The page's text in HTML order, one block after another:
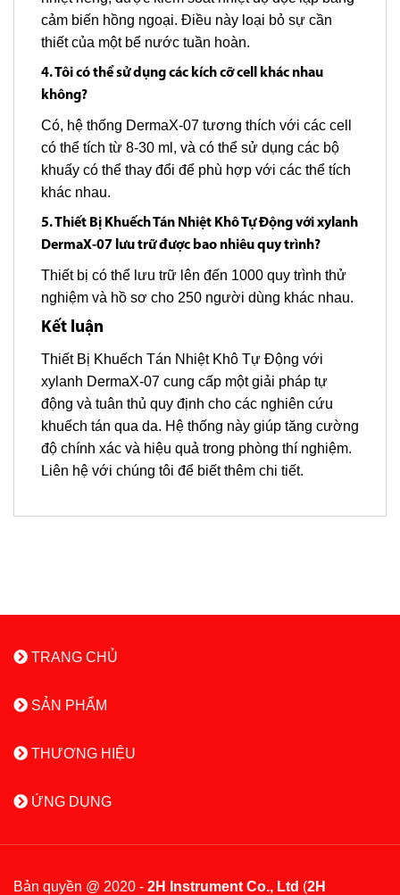
cảm biến hồng ngoại. Điều này loại bỏ sự cần
thiết của một bể nước tuần hoàn.
4. Tôi có thể sử dụng các kích cỡ cell khác nhau
không?
Có, hệ thống DermaX-07 tương thích với các cell
có thể tích từ 8-30 ml, và có thể sử dụng các bộ
khuấy có thể thay đổi để phù hợp với các thể tích
khác nhau.
5. Thiết Bị Khuếch Tán Nhiệt Khô Tự Động với xylanh
DermaX-07 lưu trữ được bao nhiêu quy trình?
Thiết bị có thể lưu trữ lên đến 1000 quy trình thử
nghiệm và hồ sơ cho 250 người dùng khác nhau.
Kết luận
Thiết Bị Khuếch Tán Nhiệt Khô Tự Động với
xylanh DermaX-07 cung cấp một giải pháp tự
động và tuân thủ quy định cho các nghiên cứu
khuếch tán qua da. Hệ thống này giúp tăng cường
độ chính xác và hiệu quả trong phòng thí nghiệm.
Liên hệ với chúng tôi để biết thêm chi tiết.
TRANG CHỦ
SẢN PHẨM
THƯƠNG HIỆU
ỨNG DỤNG
Bản quyền @ 2020 - 2H Instrument Co., Ltd (2H